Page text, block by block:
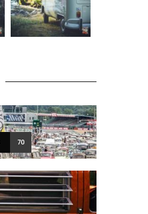
Août 10
108
0
70